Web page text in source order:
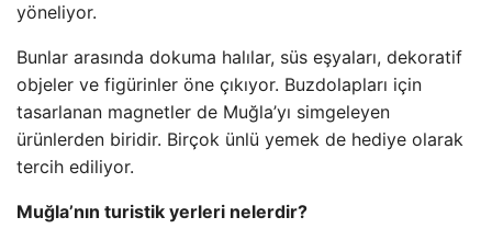
yöneliyor.
Bunlar arasında dokuma halılar, süs eşyaları, dekoratif
objeler ve figürinler öne çıkıyor. Buzdolapları için
tasarlanan magnetler de Muğla’yı simgeleyen
ürünlerden biridir. Birçok ünlü yemek de hediye olarak
tercih ediliyor.
Muğla’nın turistik yerleri nelerdir?